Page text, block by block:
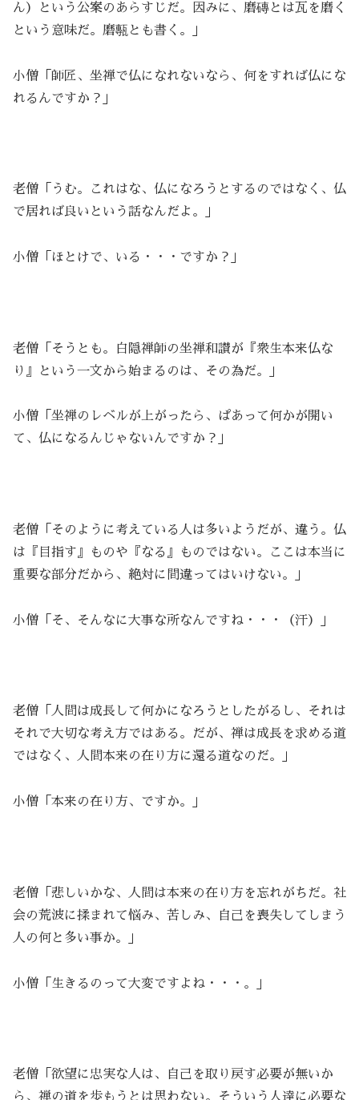
ん）という公案のあらすじだ。因みに、磨磚とは瓦を磨く
という意味だ。磨甎とも書く。」
小僧「師匠、坐禅で仏になれないなら、何をすれば仏にな
れるんですか？」
老僧「うむ。これはな、仏になろうとするのではなく、仏
で居れば良いという話なんだよ。」
小僧「ほとけで、いる・・・ですか？」
老僧「そうとも。白隠禅師の坐禅和讃が『衆生本来仏な
り』という一文から始まるのは、その為だ。」
小僧「坐禅のレベルが上がったら、ぱあって何かが開い
て、仏になるんじゃないんですか？」
老僧「そのように考えている人は多いようだが、違う。仏
は『目指す』ものや『なる』ものではない。ここは本当に
重要な部分だから、絶対に間違ってはいけない。」
小僧「そ、そんなに大事な所なんですね・・・（汗）」
老僧「人間は成長して何かになろうとしたがるし、それは
それで大切な考え方ではある。だが、禅は成長を求める道
ではなく、人間本来の在り方に還る道なのだ。」
小僧「本来の在り方、ですか。」
老僧「悲しいかな、人間は本来の在り方を忘れがちだ。社
会の荒波に揉まれて悩み、苦しみ、自己を喪失してしまう
人の何と多い事か。」
小僧「生きるのって大変ですよね・・・。」
老僧「欲望に忠実な人は、自己を取り戻す必要が無いか
ら、禅の道を歩もうとは思わない。そういう人達に必要な